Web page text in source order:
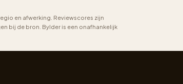
en afwerking. Reviewscores zijn
bij de bron. Bylder is een onafhankelijk